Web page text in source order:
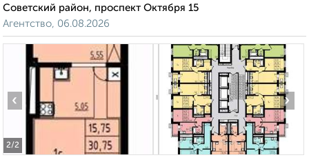
Советский район, проспект Октября 15
Агентство, 06.08.2026
2/2
‹ ›